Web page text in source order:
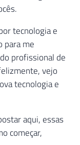
tecnologia e
para me
profissional de
vejo
tecnologia e
aqui, essas
começar,